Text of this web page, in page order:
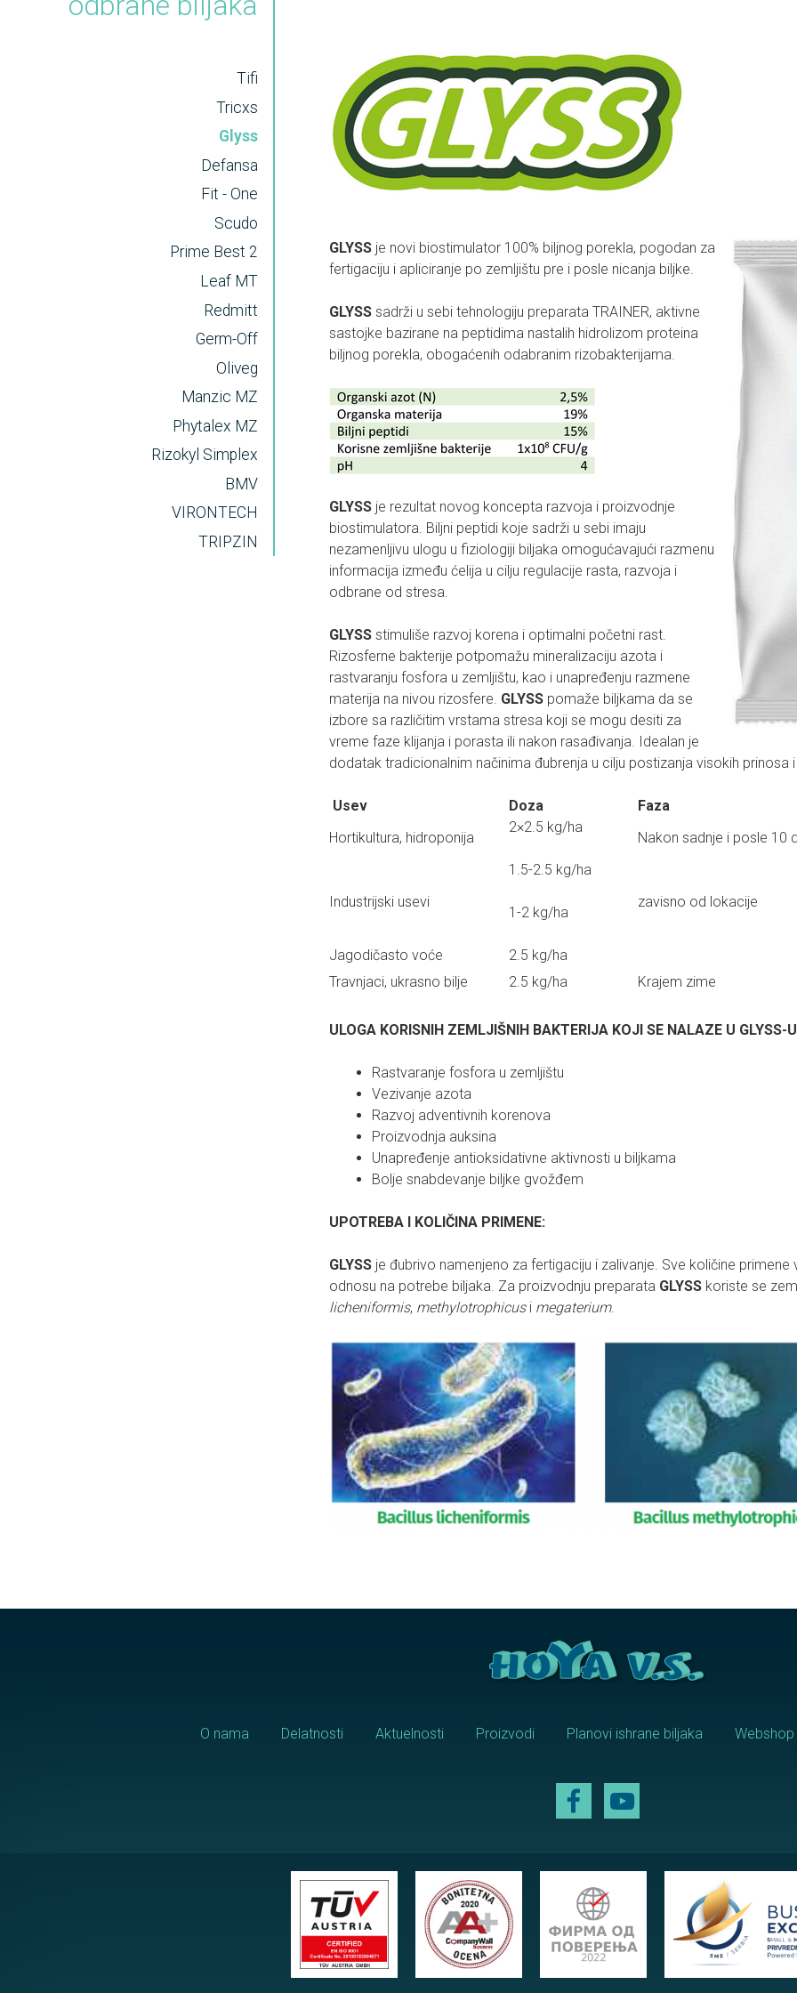
GLYSSje novi biostimulator 100% biljnog porekla, pogodan za
fertigaciju i apliciranje po zemljištu pre i posle nicanja biljke.
GLYSSsadrži u sebi tehnologiju preparata TRAINER, aktivne
sastojke bazirane na peptidima nastalih hidrolizom proteina
biljnog porekla, obogaćenih odabranim rizobakterijama.
GLYSSje rezultat novog koncepta razvoja i proizvodnje
biostimulatora. Biljni peptidi koje sadrži u sebi imaju
nezamenljivu ulogu u fiziologiji biljaka omogućavajući razmenu
informacija između ćelija u cilju regulacije rasta, razvoja i
odbrane od stresa.
GLYSSstimuliše razvoj korena i optimalni početni rast.
Rizosferne bakterije potpomažu mineralizaciju azota i
rastvaranju fosfora u zemljištu, kao i unapređenju razmene
materija na nivou rizosfere. GLYSSpomaže biljkama da se
izbore sa različitim vrstama stresa koji se mogu desiti za
vreme faze klijanja i porasta ili nakon rasađivanja. Idealan je
dodatak tradicionalnim načinima đubrenja u cilju postizanja visokih prinosa
Usev Doza
Faza
Hortikultura, hidroponija
2×2.5 kg/ha
Nakon sadnje i posle 10
Industrijski usevi
1.5-2.5 kg/ha
1-2 kg/ha
zavisno od lokacije
Jagodičasto voće
2.5 kg/ha
Travnjaci, ukrasno bilje
2.5 kg/ha Krajem zime
ULOGA KORISNIH ZEMLJIŠNIH BAKTERIJA KOJI SE NALAZE U GLYSS-
Rastvaranje fosfora u zemljištu
Vezivanje azota
Razvoj adventivnih korenova
Proizvodnja auksina
Unapređenje antioksidativne aktivnosti u biljkama
Bolje snabdevanje biljke gvožđem
UPOTREBA I KOLIČINA PRIMENE:
GLYSSje đubrivo namenjeno za fertigaciju i zalivanje. Sve količine
odnosu na potrebe biljaka. Za proizvodnju preparata GLYSSkoriste se
licheniformis, methylotrophicusi megaterium.
Tifi
Tricxs
Glyss
Defansa
Fit - One
Scudo
Prime Best 2
Leaf MT
Redmitt
Germ-Off
Oliveg
Manzic MZ
Phytalex MZ
Rizokyl Simplex
BMV
VIRONTECH
TRIPZIN
O nama Delatnosti Aktuelnosti Proizvodi Planovi ishrane biljaka Webshop